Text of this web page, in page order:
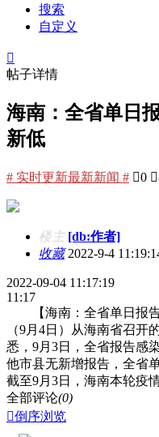
搜索
自定义

帖子详情
海南：全省单日
新低
# 实时更新最新新闻 # 0 
楼主 [db:作者]
收藏2022-9-4
2022-09-04 11:17:19
11:17
【海南：全省单日报告
（9月4日）从海南省召开
悉，9月3日，全省报告感
他市县无新增报告，全省
截至9月3日，海南本轮疫
全部评论(0)
倒序浏览